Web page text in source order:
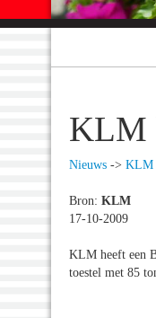
KLM
Nieuws -> KLM
Bron: KLM
17-10-2009
KLM heeft een
toestel met 85